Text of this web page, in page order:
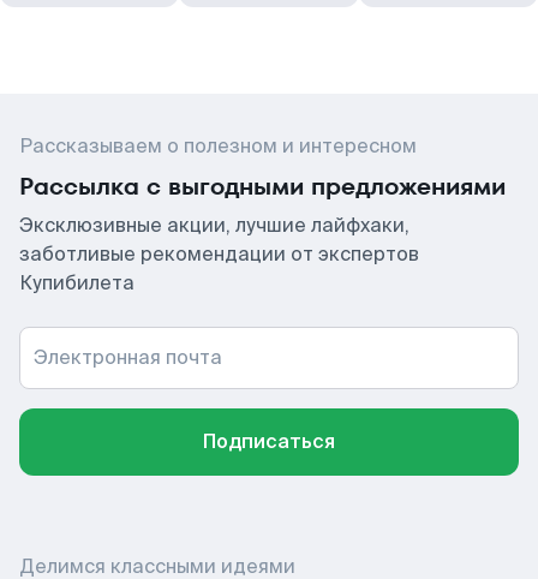
Рассказываем о полезном и интересном
Рассылка с выгодными предложениями
Эксклюзивные акции, лучшие лайфхаки,
заботливые рекомендации от экспертов
Купибилета
Электронная почта
Подписаться
Делимся классными идеями